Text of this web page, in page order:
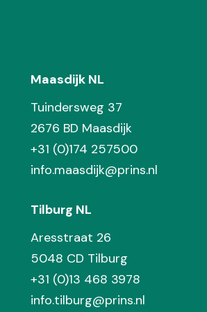
Maasdijk NL
Tuindersweg 37
2676 BD Maasdijk
+31 (0)174 257500
info.maasdijk@prins.nl
Tilburg NL
Aresstraat 26
5048 CD Tilburg
+31 (0)13 468 3978
info.tilburg@prins.nl